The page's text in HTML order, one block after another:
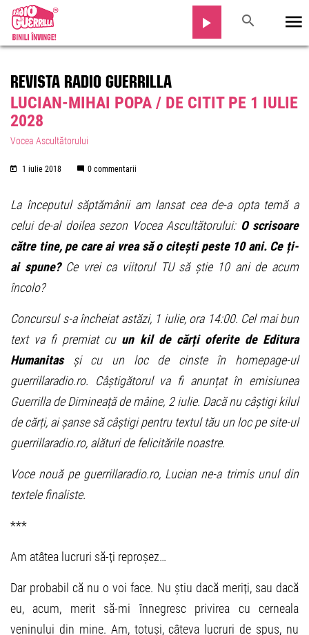
REVISTA RADIO GUERRILLA
LUCIAN-MIHAI POPA / DE CITIT PE 1 IULIE
2028
Vocea Ascultătorului
1 iulie 2018 0 commentarii
La începutul săptămânii am lansat cea de-a opta temă a
celui de-al doilea sezon Vocea Ascultătorului: O scrisoare
către tine, pe care ai vrea să o citești peste 10 ani. Ce ți-
ai spune?Ce vrei ca viitorul TU să știe 10 ani de acum
încolo?
Concursul s-a încheiat astăzi, 1 iulie, ora 14:00. Cel mai bun
text va fi premiat cu un kil de cărți oferite de Editura
Humanitasși cu un loc de cinste în homepage-ul
guerrillaradio.ro. Câștigătorul va fi anunțat în emisiunea
Guerrilla de Dimineață de mâine, 2 iulie. Dacă nu câștigi kilul
de cărți, ai șanse să câștigi pentru textul tău un loc pe site-ul
guerrillaradio.ro, alături de felicitările noastre.
Voce nouă pe guerrillaradio.ro, Lucian ne-a trimis unul din
textele finaliste.
***
Am atâtea lucruri să-ți reproșez…
Dar probabil că nu o voi face. Nu știu dacă meriți, sau dacă
eu, acum, merit să-mi înnegresc privirea cu cerneala
veninului din mine. Am, totuși, câteva lucruri de spus, nu